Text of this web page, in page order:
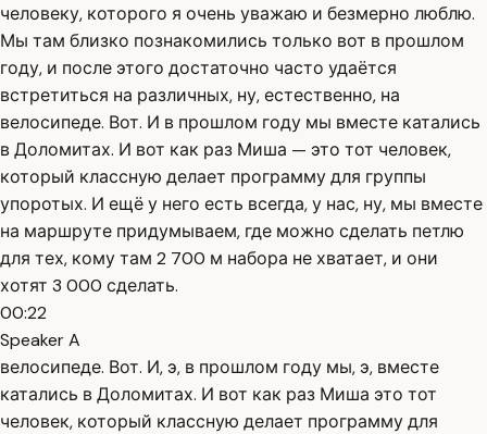
человеку, которого я очень уважаю и безмерно люблю.
Мы там близко познакомились только вот в прошлом
году, и после этого достаточно часто удаётся
встретиться на различных, ну, естественно, на
велосипеде. Вот. И в прошлом году мы вместе катались
в Доломитах. И вот как раз Миша — это тот человек,
который классную делает программу для группы
упоротых. И ещё у него есть всегда, у нас, ну, мы вместе
на маршруте придумываем, где можно сделать петлю
для тех, кому там 2 700 м набора не хватает, и они
хотят 3 000 сделать.
00:22
Speaker A
велосипеде. Вот. И, э, в прошлом году мы, э, вместе
катались в Доломитах. И вот как раз Миша это тот
человек, который классную делает программу для